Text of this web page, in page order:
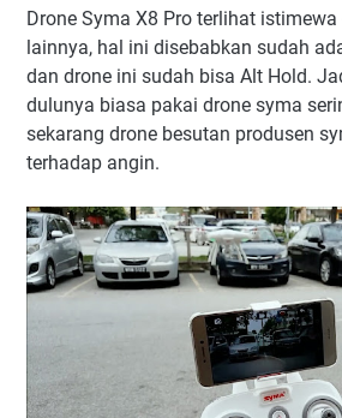
Drone Syma X8 Pro terlihat
lainnya, hal ini disebabkan sudah
dan drone ini sudah bisa Alt Hold.
dulunya biasa pakai drone syma
sekarang drone besutan produsen
terhadap angin.